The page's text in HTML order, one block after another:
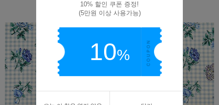
RW824915-E
10% 할인 쿠폰 증정!
(5만원 이상 사용가능)
10%